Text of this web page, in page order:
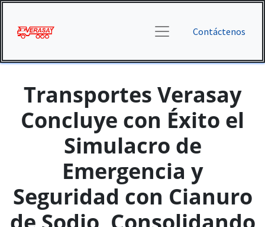
Contáctenos
Transportes Verasay
Concluye con Éxito el
Simulacro de
Emergencia y
Seguridad con Cianuro